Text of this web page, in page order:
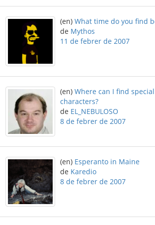
(en) What time do you find
de Mythos
11 de febrer de 2007
(en) Where can I find special
characters?
de EL_NEBULOSO
8 de febrer de 2007
(en) Esperanto in Maine
de Karedio
8 de febrer de 2007